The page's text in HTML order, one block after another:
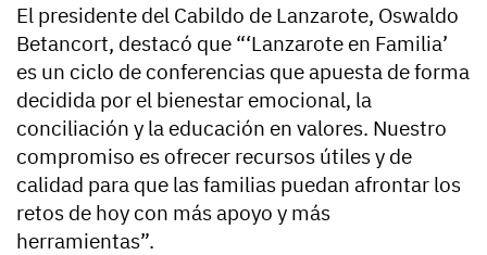
El presidente del Cabildo de Lanzarote, Oswaldo
Betancort, destacó que “‘Lanzarote en Familia’
es un ciclo de conferencias que apuesta de forma
decidida por el bienestar emocional, la
conciliación y la educación en valores. Nuestro
compromiso es ofrecer recursos útiles y de
calidad para que las familias puedan afrontar los
retos de hoy con más apoyo y más
herramientas”.